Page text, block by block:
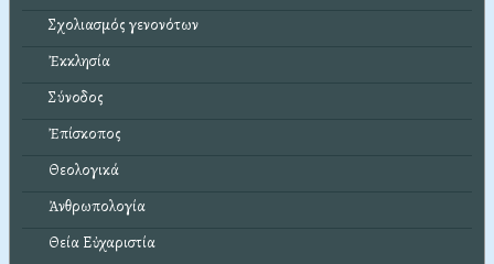
Σχολιασμός γενονότων
Ἐκκλησία
Σύνοδος
Ἐπίσκοπος
Θεολογικά
Ἀνθρωπολογία
Θεία Εὐχαριστία